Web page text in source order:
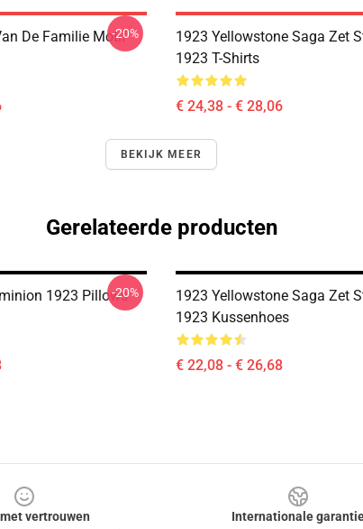
De Familie Motif-20%
1923 Yellowstone Saga Zet
1923 T-Shirts
€ 24,38 - € 28,06
BEKIJK MEER
Gerelateerde producten
1923 Pillows
-20%
1923 Yellowstone Saga Zet
1923 Kussenhoes
€ 22,08 - € 26,68
vertrouwen
Internationale